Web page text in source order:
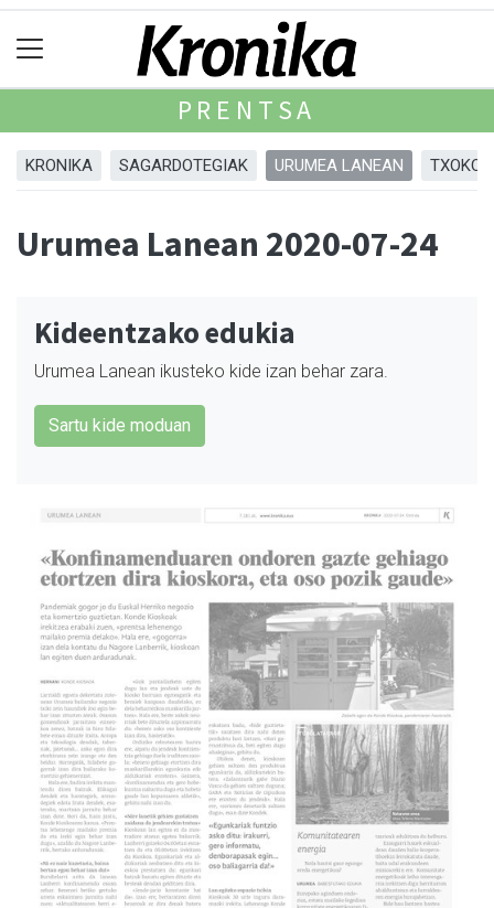
PRENTSA
KRONIKA SAGARDOTEGIAK URUMEA LANEAN
Urumea Lanean 2020-07-24
Kideentzako edukia
Urumea Lanean ikusteko kide izan behar zara.
Sartu kide moduan